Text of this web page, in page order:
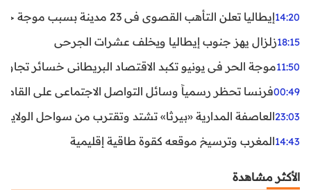
14:20إيطاليا تعلن التأهب القصوى في 23 مدينة بسبب موجة حر شديدة
18:15زلزال يهز جنوب إيطاليا ويخلف عشرات الجرحى
11:50موجة الحر في يونيو تكبد الاقتصاد البريطاني خسائر تجاوزت 1.5 مليار
00:49فرنسا تحظر رسمياً وسائل التواصل الاجتماعي على القاصرين
23:03العاصفة المدارية «بيرثا» تشتد وتقترب من سواحل
14:43المغرب وترسيخ موقعه كقوة طاقية إقليمية
الأكثر مشاهدة